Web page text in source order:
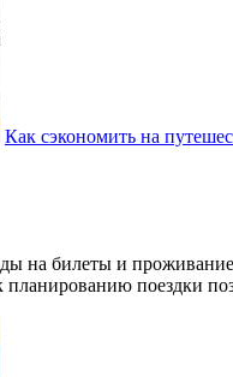
Как сэкономить на
на билеты и
поездки